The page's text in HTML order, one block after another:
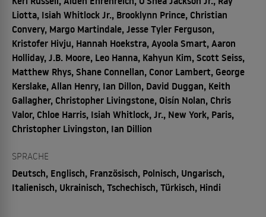
Liotta, Isiah Whitlock Jr., Brooklynn Prince, Christian
Convery, Margo Martindale, Jesse Tyler Ferguson,
Kristofer Hivju, Hannah Hoekstra, Ayoola Smart, Aaron
Holliday, J.B. Moore, Leo Hanna, Kahyun Kim, Scott Seiss,
Matthew Rhys, Shane Connellan, Conor Lambert, George
Kerslake, Allan Henry, Ian Dillon, David Duggan, Keith
Gallagher, Christopher Livingstone, Oisín Nolan, Chris
Valor, Chloe Harris, Isiah Whitlock, Jr., New York, Paris,
Christopher Livingston, Ian Dillion
SPRACHE
Deutsch, Englisch, Französisch, Polnisch, Ungarisch,
Italienisch, Ukrainisch, Tschechisch, Türkisch, Hindi